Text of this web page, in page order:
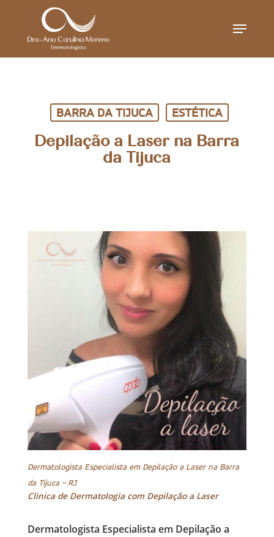
Menu
BARRA DA TIJUCA ESTÉTICA
Depilação a Laser na Barra
da Tijuca
Dermatologista Especialista em Depilação a Laser na Barra
da Tijuca– RJ
Clinica de Dermatologia com Depilação a Laser
Dermatologista Especialista em Depilação a